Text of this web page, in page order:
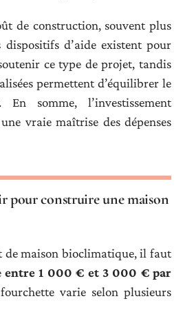
de construction, souvent plus
dispositifs d’aide existent pour
ce type de projet, tandis
permettent d’équilibrer le
En somme, l’investissement
vraie maîtrise des dépenses
pour construire une maison
de maison bioclimatique, il faut
entre 1 000 € et 3 000 € par
varie selon plusieurs